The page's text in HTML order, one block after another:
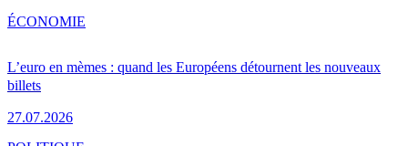
L’euro en mèmes : quand les Européens détournent les nouveaux
billets
27.07.2026
ÉCONOMIE